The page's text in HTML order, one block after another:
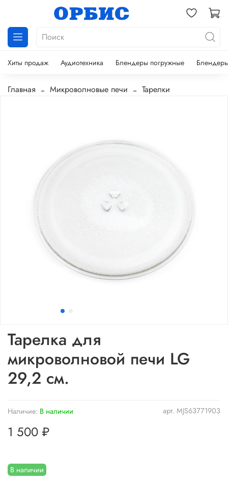
Хиты продаж Аудиотехника Блендеры погружные
Главная Микроволновые печи Тарелки
арт. MJS63771903
Наличие: В наличии
В наличии
Тарелка для
микроволновой печи LG
29,2 см.
1 500 ₽